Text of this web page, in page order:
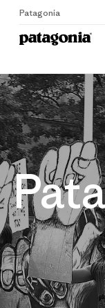
Patagonia